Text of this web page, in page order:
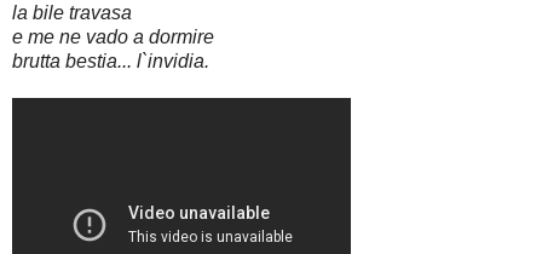
la bile travasa
e me ne vado a dormire
brutta bestia... l`invidia.